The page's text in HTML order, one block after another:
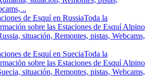
..
de Esquí en RussiaToda la
sobre las Estaciones de Esquí Alpino
situación, Remontes, pistas, Webcams,
de Esquí en SueciaToda la
sobre las Estaciones de Esquí Alpino
situación, Remontes, pistas, Webcams,